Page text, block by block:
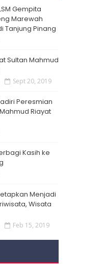
Gempita
Marewah
Tanjung Pinang
Sultan Mahmud
Sept 20, 2019
Peresmian
Riayat
Kasih ke
Menjadi
Wisata
Feb 15, 2019